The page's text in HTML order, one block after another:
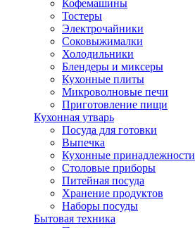
Кофемашины
Тостеры
Электрочайники
Соковыжималки
Холодильники
Блендеры и миксеры
Кухонные плиты
Микроволновые печи
Приготовление пищи
Кухонная утварь
Посуда для готовки
Выпечка
Кухонные принадлежности
Столовые приборы
Питейная посуда
Хранение продуктов
Наборы посуды
Бытовая техника